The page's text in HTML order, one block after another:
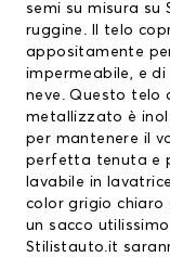
semi su misura
ruggine. Il telo
appositamente
impermeabile, e
neve. Questo telo
metallizzato è
per mantenere il
perfetta tenuta e
lavabile in
color grigio chiaro
un sacco
Stilistauto.it